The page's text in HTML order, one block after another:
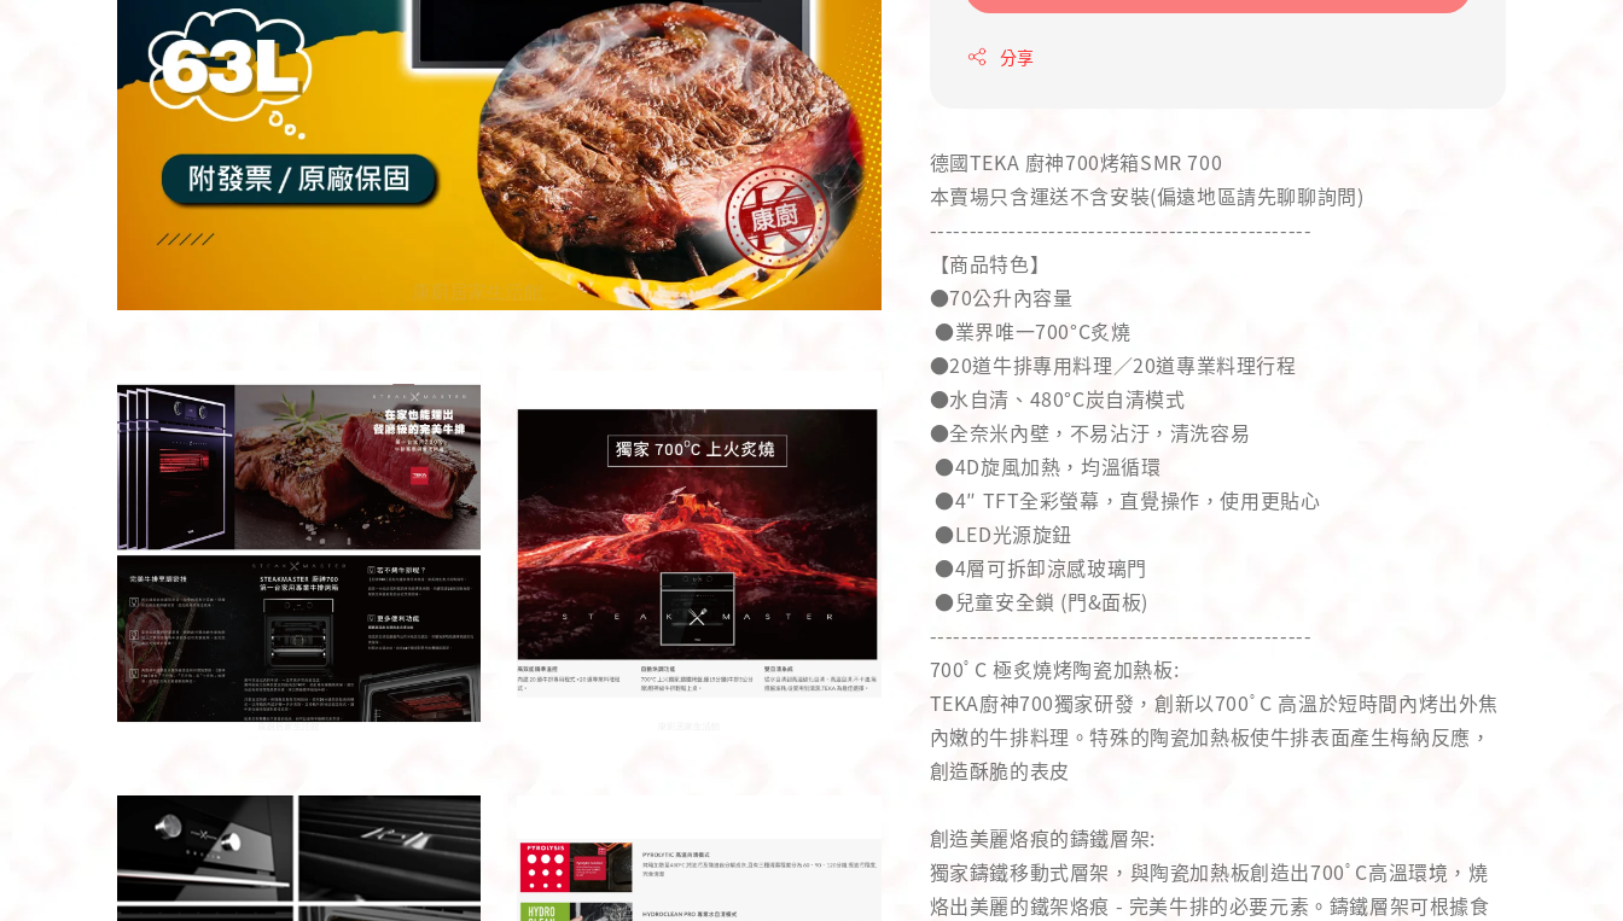
分享
德國TEKA 廚神700烤箱SMR 700
本賣場只含運送不含安裝(偏遠地區請先聊聊詢問)
------------------------------------------------
【商品特色】
●70公升內容量
●業界唯一700°C炙燒
●20道牛排專用料理／20道專業料理行程
●水自清、480°C炭自清模式
●全奈米內壁，不易沾汙，清洗容易
●4D旋風加熱，均溫循環
●4″ TFT全彩螢幕，直覺操作，使用更貼心
●LED光源旋鈕
●4層可拆卸涼感玻璃門
●兒童安全鎖 (門&面板)
------------------------------------------------
700ﾟC 極炙燒烤陶瓷加熱板:
TEKA廚神700獨家研發，創新以700ﾟC 高溫於短時間內烤出外焦
內嫩的牛排料理。特殊的陶瓷加熱板使牛排表面產生梅納反應，
創造酥脆的表皮
創造美麗烙痕的鑄鐵層架:
獨家鑄鐵移動式層架，與陶瓷加熱板創造出700ﾟC高溫環境，燒
烙出美麗的鐵架烙痕 - 完美牛排的必要元素。鑄鐵層架可根據食